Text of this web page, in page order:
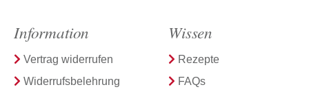
Information
Vertrag widerrufen
Widerrufsbelehrung
Wissen
Rezepte
FAQs